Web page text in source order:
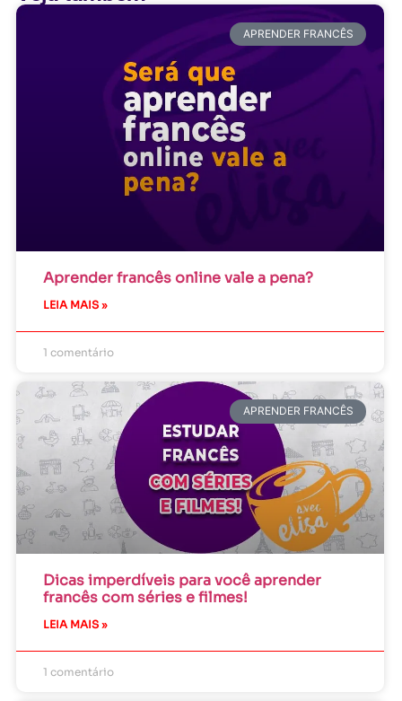
APRENDER FRANCÊS
Aprender francês online vale a pena?
LEIA MAIS »
1 comentário
APRENDER FRANCÊS
Dicas imperdíveis para você aprender
francês com séries e filmes!
LEIA MAIS »
1 comentário